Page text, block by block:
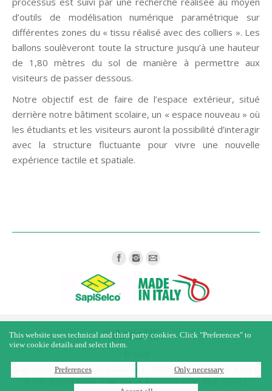
d’outils de modélisation numérique paramétrique sur
différentes zones du « tissu réalisé avec des colliers ». Les
ballons soulèveront toute la structure jusqu’à une hauteur
de 1,80 mètres du sol de manière à permettre aux
visiteurs de passer dessous.
Notre objectif est de faire de l’espace extérieur, situé
derrière notre bâtiment scolaire, un « espace nouveau » où
les étudiants et les visiteurs auront la possibilité d’interagir
avec la structure fluctuante pour vivre une nouvelle
expérience tactile et spatiale.
SapiSelco s.r.l. - Via Irpinia 43/45 z.a. - 35020 - Saonara (PD) - Italia |
P. IVA: 00073410284 - Cap. Soc.: € 4.000.000,00 IV - REA: 77347 |
This website uses technical and third party cookies. Click "Preferences" to
view cookie details and select them.
Preferences Only necessary